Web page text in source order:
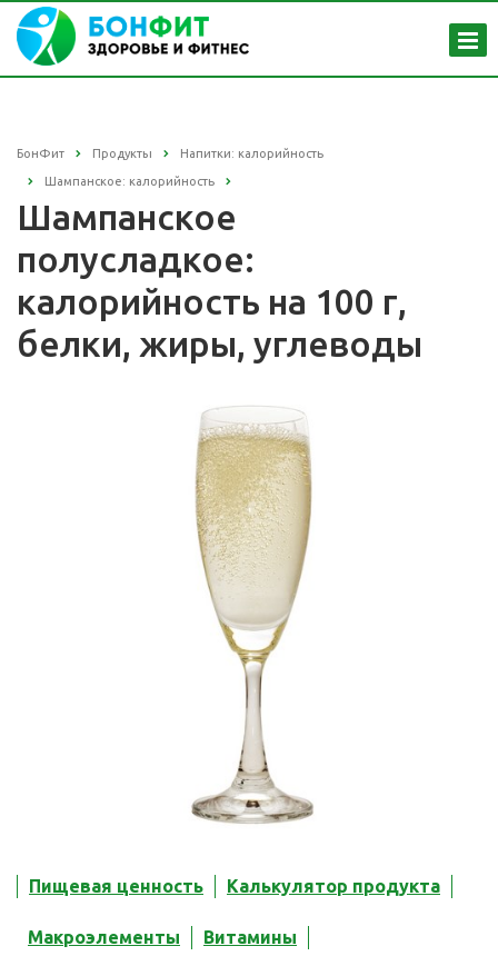
БонФит Продукты Напитки: калорийность
Шампанское: калорийность
Шампанское
полусладкое:
калорийность на 100 г,
белки, жиры, углеводы
Пищевая ценность Калькулятор продукта
Макроэлементы Витамины